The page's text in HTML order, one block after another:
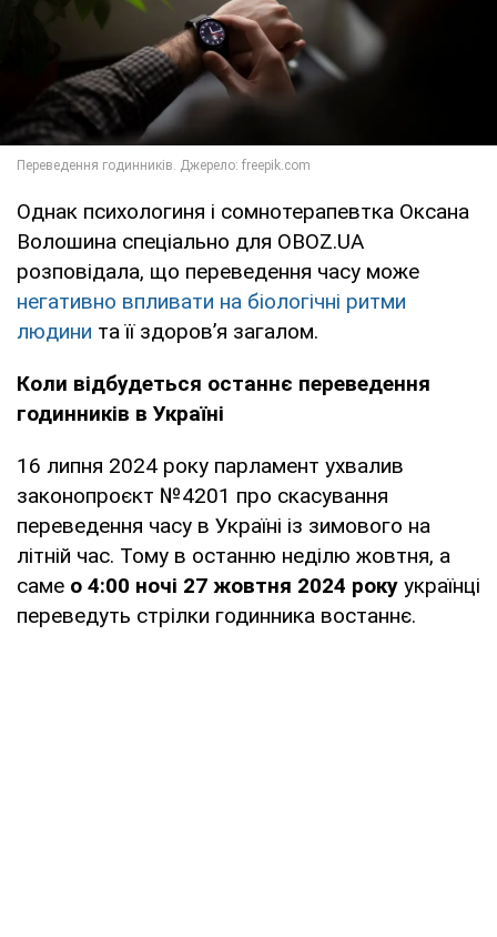
Однак психологиня і сомнотерапевтка Оксана
Волошина спеціально для OBOZ.UA
розповідала, що переведення часу може
негативно впливати на біологічні ритми
людини та її здоров’я загалом.
Коли відбудеться останнє переведення
годинників в Україні
16 липня 2024 року парламент ухвалив
законопроєкт №4201 про скасування
переведення часу в Україні із зимового на
літній час. Тому в останню неділю жовтня, а
саме о 4:00 ночі 27 жовтня 2024 року українці
переведуть стрілки годинника востаннє.